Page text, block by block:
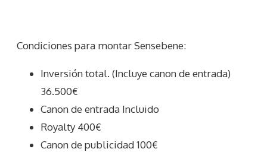
Condiciones para montar Sensebene:
Inversión total. (Incluye canon de entrada)
36.500€
Canon de entrada Incluido
Royalty 400€
Canon de publicidad 100€